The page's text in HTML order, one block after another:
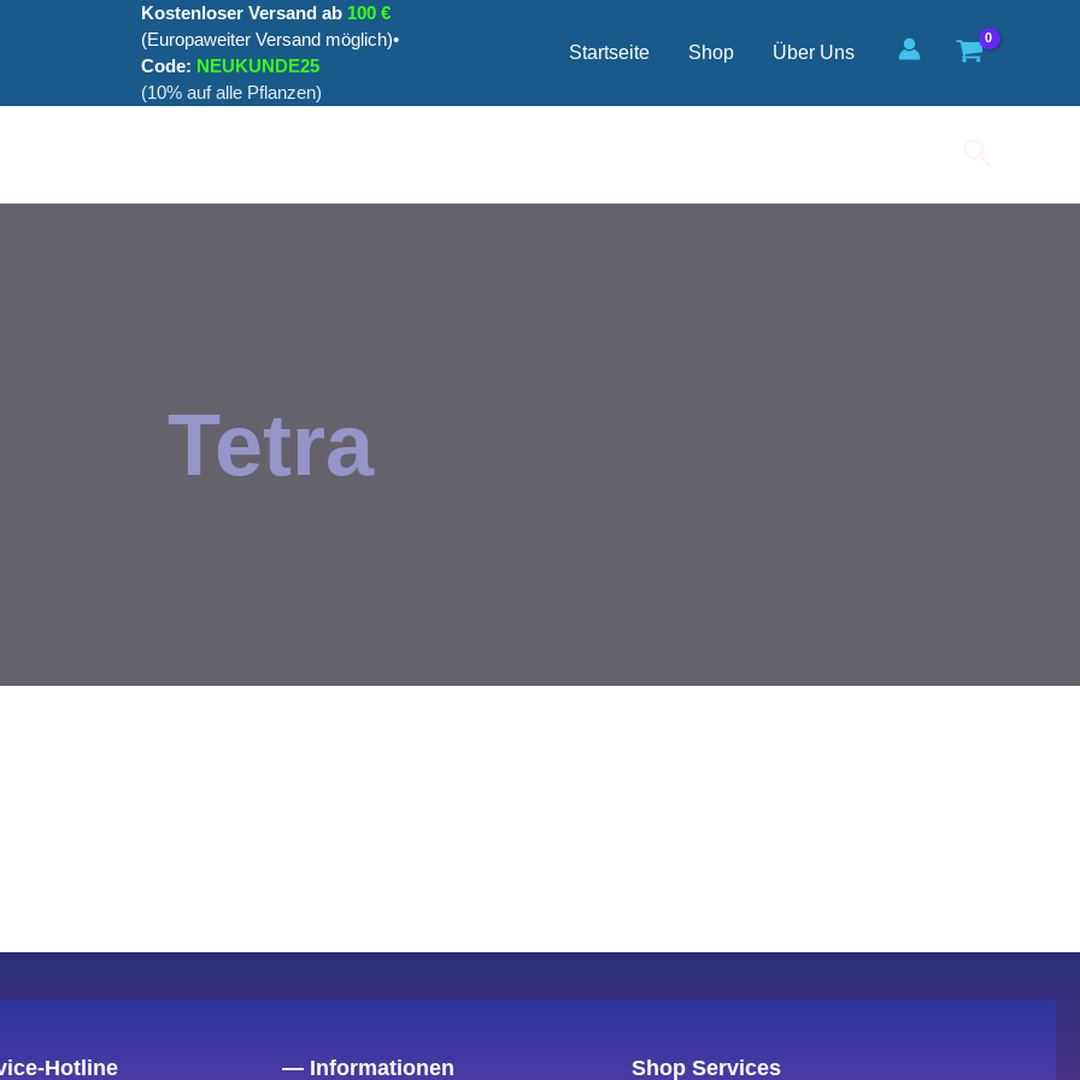
Kostenloser Versand ab 100 €
(Europaweiter Versand möglich)•
Code: NEUKUNDE25
(10% auf alle Pflanzen)
Startseite Shop Über Uns
Tetra
Hotline — Informationen Shop Services